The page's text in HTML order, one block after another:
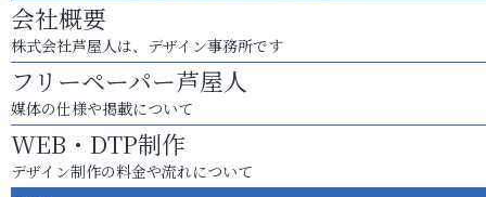
会社概要
株式会社芦屋人は、デザイン事務所です
フリーペーパー芦屋人
媒体の仕様や掲載について
WEB・DTP制作
デザイン制作の料金や流れについて